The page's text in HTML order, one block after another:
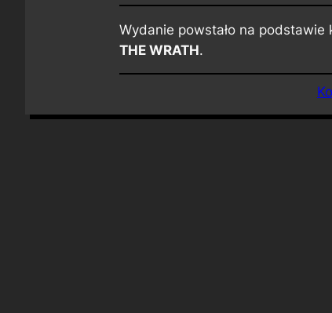
Wydanie powstało na podstawie
THE WRATH.